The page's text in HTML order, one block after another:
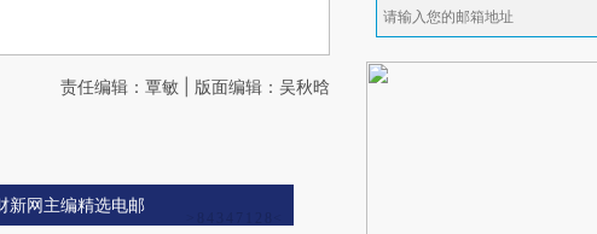
责任编辑：覃敏 | 版面编辑：吴秋晗
新网主编精选电邮